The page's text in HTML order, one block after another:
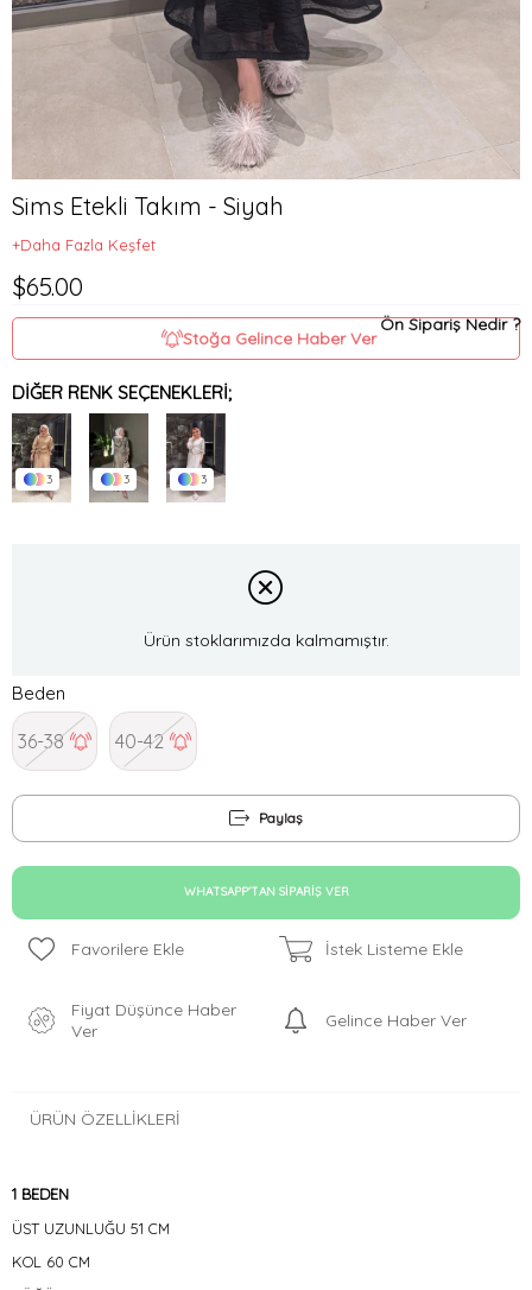
Sims Etekli Takım - Siyah
+Daha Fazla Keşfet
$65.00
Ön Sipariş Nedir ?
Stoğa Gelince Haber Ver
DIĞER RENK SEÇENEKLERI;
3 3 3
Ürün stoklarımızda kalmamıştır.
Beden
36-38 40-42
Paylaş
WHATSAPP'TAN SIPARIŞ VER
Favorilere Ekle İstek Listeme Ekle
Fiyat Düşünce Haber
Ver
Gelince Haber Ver
ÜRÜN ÖZELLIKLERI
1 BEDEN
ÜST UZUNLUĞU 51 CM
KOL 60 CM